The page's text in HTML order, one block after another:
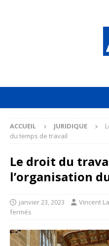
ACCUEIL JURIDIQUE
du temps de travail
Le droit du
l’organisation
janvier 23, 2023 Vincent
fermés